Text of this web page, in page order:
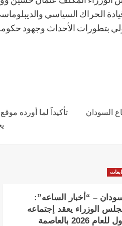
الحراك السياسي
بتطورات الأحداث وجهود
السودان
تأكيداََ لما أورده
– “أخبار الساعه”:
الوزراء يعقد إجتماعه
الأول للعام 2026 بالعاصمة